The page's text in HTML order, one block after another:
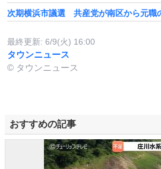
次期横浜市議選 共産党が南区から元職
最終更新: 6/9(火) 16:00
タウンニュース
© タウンニュース
おすすめの記事